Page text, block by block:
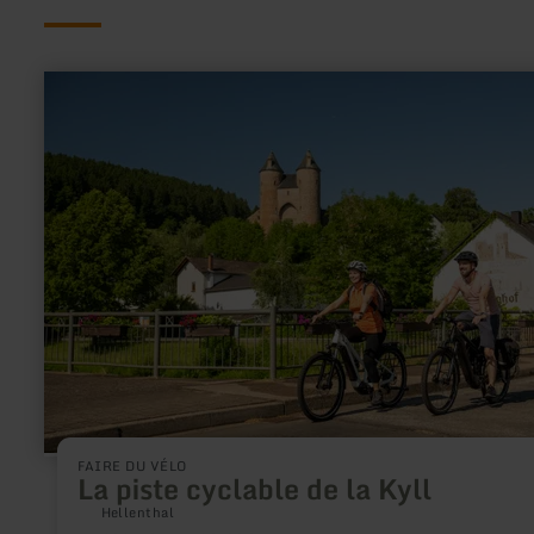
FAIRE DU VÉLO
La piste cyclable de la Kyll
Hellenthal
:
cyclable
la
Kyll